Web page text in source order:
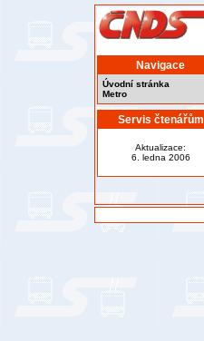
Navigace
Úvodní stránka
Metro
Servis čtenářům
Aktualizace:
6. ledna 2006